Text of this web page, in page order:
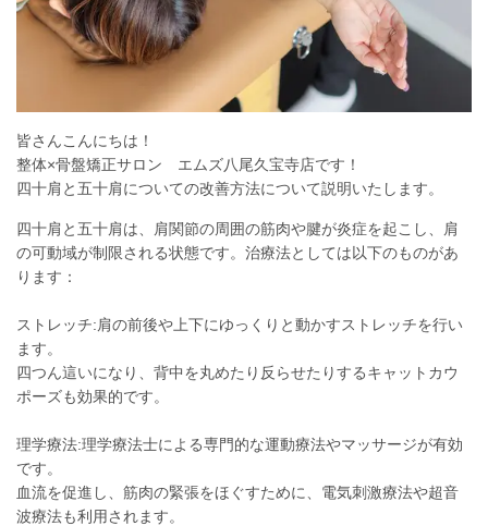
皆さんこんにちは！
整体×骨盤矯正サロン エムズ八尾久宝寺店です！
四十肩と五十肩についての改善方法について説明いたします。
四十肩と五十肩は、肩関節の周囲の筋肉や腱が炎症を起こし、肩
の可動域が制限される状態です。治療法としては以下のものがあ
ります：
ストレッチ:肩の前後や上下にゆっくりと動かすストレッチを行い
ます。
四つん這いになり、背中を丸めたり反らせたりするキャットカウ
ポーズも効果的です。
理学療法:理学療法士による専門的な運動療法やマッサージが有効
です。
血流を促進し、筋肉の緊張をほぐすために、電気刺激療法や超音
波療法も利用されます。